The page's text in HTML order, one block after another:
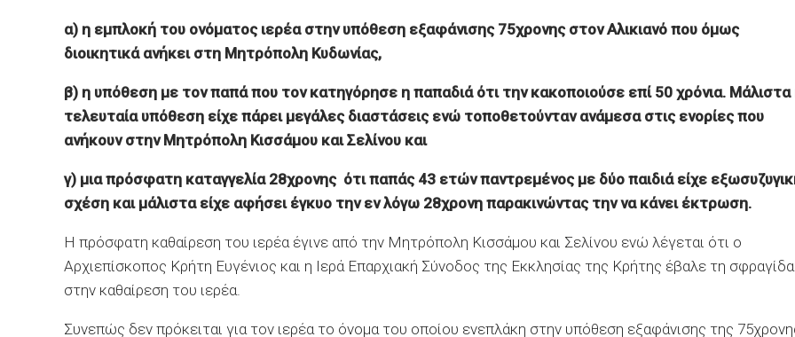
α) η εμπλοκή του ονόματος ιερέα στην υπόθεση εξαφάνισης 75χρονης στον Αλικιανό που όμως
διοικητικά ανήκει στη Μητρόπολη Κυδωνίας,
β) η υπόθεση με τον παπά που τον κατηγόρησε η παπαδιά ότι την κακοποιούσε επί 50 χρόνια. Μάλιστα
τελευταία υπόθεση είχε πάρει μεγάλες διαστάσεις ενώ τοποθετούνταν ανάμεσα στις ενορίες που
ανήκουν στην Μητρόπολη Κισσάμου και Σελίνου και
γ) μια πρόσφατη καταγγελία 28χρονης ότι παπάς 43 ετών παντρεμένος με δύο παιδιά είχε
σχέση και μάλιστα είχε αφήσει έγκυο την εν λόγω 28χρονη παρακινώντας την να κάνει έκτρωση.
Η πρόσφατη καθαίρεση του ιερέα έγινε από την Μητρόπολη Κισσάμου και Σελίνου ενώ λέγεται ότι ο
Αρχιεπίσκοπος Κρήτη Ευγένιος και η Ιερά Επαρχιακή Σύνοδος της Εκκλησίας της Κρήτης έβαλε τη σφραγίδα
στην καθαίρεση του ιερέα.
Συνεπώς δεν πρόκειται για τον ιερέα το όνομα του οποίου ενεπλάκη στην υπόθεση εξαφάνισης της